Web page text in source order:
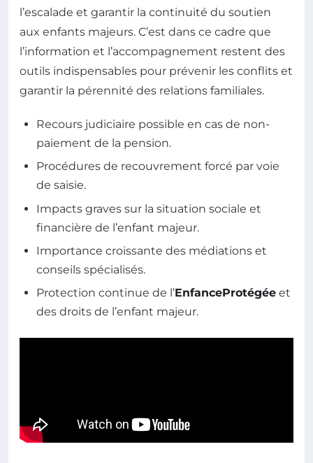
l’escalade et garantir la continuité du soutien
aux enfants majeurs. C’est dans ce cadre que
l’information et l’accompagnement restent des
outils indispensables pour prévenir les conflits et
garantir la pérennité des relations familiales.
Recours judiciaire possible en cas de non-
paiement de la pension.
Procédures de recouvrement forcé par voie
de saisie.
Impacts graves sur la situation sociale et
financière de l’enfant majeur.
Importance croissante des médiations et
conseils spécialisés.
Protection continue de l’EnfanceProtégée et
des droits de l’enfant majeur.